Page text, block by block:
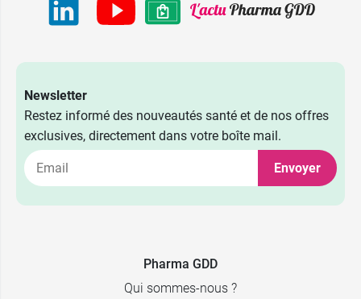
Newsletter
Restez informé des nouveautés santé et de nos offres
exclusives, directement dans votre boîte mail.
Envoyer
Pharma GDD
Qui sommes-nous ?